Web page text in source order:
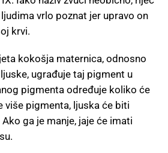
vrlo poznat jer upravo on
krvi.
kokošja maternica, odnosno
ugrađuje taj pigment u
pigmenta određuje koliko će
više pigmenta, ljuska će biti
ga je manje, jaje će imati